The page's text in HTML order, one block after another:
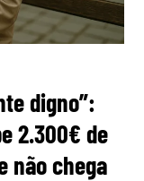
digno”:
2.300€ de
não chega